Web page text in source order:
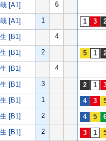
[A1] 6
[A1] 1
[B1] 4
[B1] 2
[B1] 4
[B1] 3
[B1] 1
[B1] 2
[B1] 2